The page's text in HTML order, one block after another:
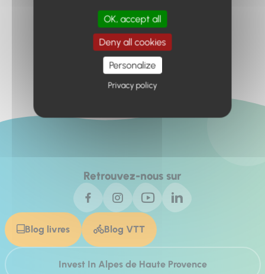
Retour à l'accueil
Retrouvez-nous sur
Blog livres Blog VTT
Invest In Alpes de Haute Provence
OK, accept all
Deny all cookies
Personalize
Privacy policy